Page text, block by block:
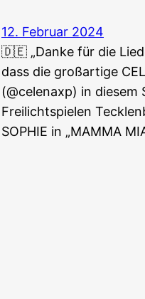
12. Februar 2024
🇩🇪 „Danke für die
dass die großartige
(@celenaxp) in diesem
Freilichtspielen
SOPHIE in „MAMMA